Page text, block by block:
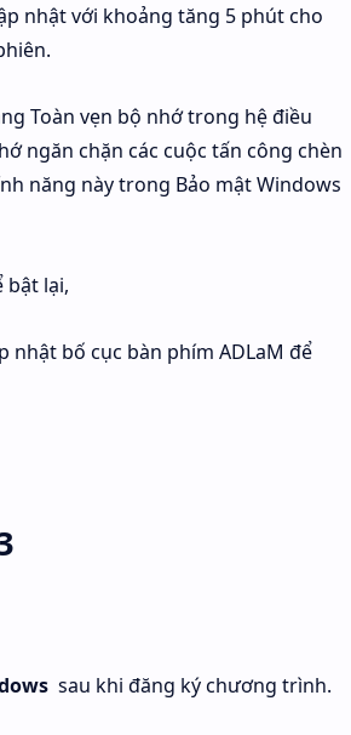
nhật với khoảng tăng 5 phút cho
Toàn vẹn bộ nhớ trong hệ điều
ngăn chặn các cuộc tấn công chèn
năng này trong Bảo mật Windows
bật lại,
bố cục bàn phím ADLaM để
sau khi đăng ký chương trình.